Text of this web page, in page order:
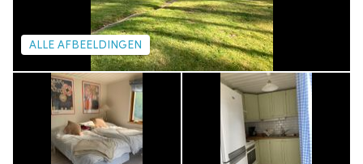
ALLE AFBEELDINGEN